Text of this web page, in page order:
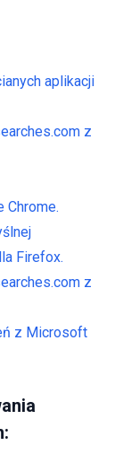
aplikacji
z
Chrome.
Firefox.
z
z Microsoft